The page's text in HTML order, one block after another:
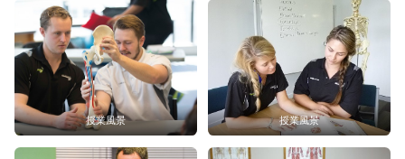
授業風景 授業風景